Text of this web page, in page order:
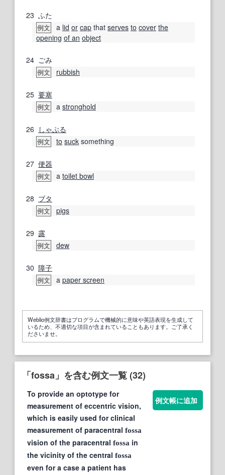
23 ふた
例文 a lid or cap that serves to cover the
opening of an object
24 ごみ
例文 rubbish
25 要塞
例文 a stronghold
26 しゃぶる
例文 to suck something
27 便器
例文 a toilet bowl
28 ブタ
例文 pigs
29 露
例文 dew
30 障子
例文 a paper screen
Weblio例文辞書はプログラムで機械的に意味や英語表現を生成して
いるため、不適切な項目が含まれていることもあります。ご了承く
ださいませ。
「fossa」を含む例文一覧 (32)
To provide an optotype for
measurement of eccentric vision,
which is easily used for clinical
measurement of paracentral fossa
vision of the paracentral fossa in
the vicinity of the central fossa
even for a case a patient has
例文帳に追加